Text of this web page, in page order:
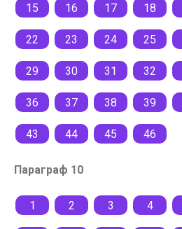
15 16 17 18
22 23 24 25
29 30 31 32
36 37 38 39
43 44 45 46
Параграф 10
1 2 3 4